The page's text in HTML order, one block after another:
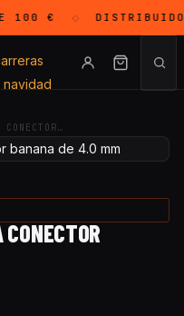
100 € ◇